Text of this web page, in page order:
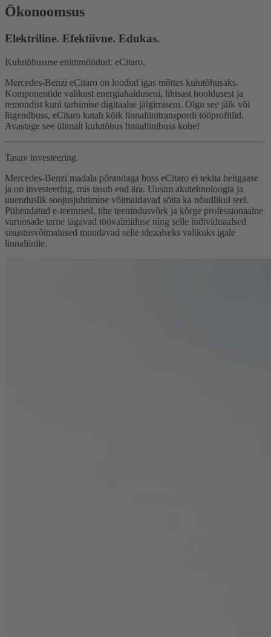
Ökonoomsus
Elektriline. Efektiivne. Edukas.
Kulutõhususe enimmüüdud: eCitaro.
Mercedes-Benzi eCitaro on loodud igas mõttes kulutõhusaks.
Komponentide valikust energiahalduseni, lihtsast hooldusest ja
remondist kuni tarbimise digitaalse jälgimiseni. Olgu see jäik või
liigendbuss, eCitaro katab kõik linnaliinitranspordi tööprofiilid.
Avastage see ülimalt kulutõhus linnaliinibuss kohe!
Tasuv investeering.
Mercedes-Benzi madala põrandaga buss eCitaro ei tekita heitgaase
ja on investeering, mis tasub end ära. Uusim akutehnoloogia ja
uuenduslik soojusjuhtimine võimaldavad sõita ka nõudlikul teel.
Pühendatud e-teenused, tihe teenindusvõrk ja kõrge professionaalne
varuosade tarne tagavad töövalmiduse ning selle individuaalsed
sisustusvõimalused muudavad selle ideaalseks valikuks igale
linnaliinile.